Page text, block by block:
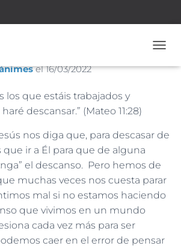
sí o sí
el16/03/2022
los que estáis trabajados y
descansar.” (Mateo 11:28)
nos diga que, para descasar de
ir a Él para que de alguna
el descanso. Pero hemos de
muchas veces nos cuesta parar
mal si no estamos haciendo
que vivimos en un mundo
cada vez más para ser
caer en el error de pensar